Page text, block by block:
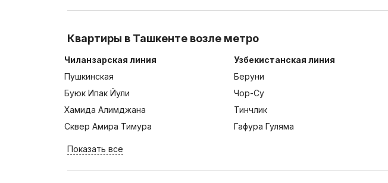
Квартиры в Ташкенте возле метро
Чиланзарская линия
Пушкинская
Буюк Ипак Йули
Хамида Алимджана
Сквер Амира Тимура
Узбекистанская линия
Беруни
Чор-Су
Тинчлик
Гафура Гуляма
Показать все